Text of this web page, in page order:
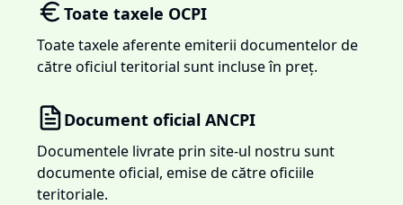
Toate taxele OCPI
Toate taxele aferente emiterii documentelor de
către oficiul teritorial sunt incluse în preț.
Document oficial ANCPI
Documentele livrate prin site-ul nostru sunt
documente oficial, emise de către oficiile
teritoriale.